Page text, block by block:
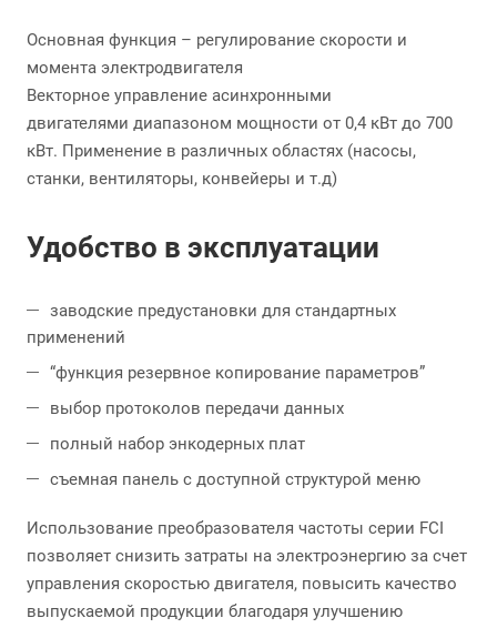
Основная функция – регулирование скорости и
момента электродвигателя
Векторное управление асинхронными
двигателями диапазоном мощности от 0,4 кВт до 700
кВт. Применение в различных областях (насосы,
станки, вентиляторы, конвейеры и т.д)
Удобство в эксплуатации
заводские предустановки для стандартных
применений
“функция резервное копирование параметров”
выбор протоколов передачи данных
полный набор энкодерных плат
съемная панель с доступной структурой меню
Использование преобразователя частоты серии FCI
позволяет снизить затраты на электроэнергию за счет
управления скоростью двигателя, повысить качество
выпускаемой продукции благодаря улучшению